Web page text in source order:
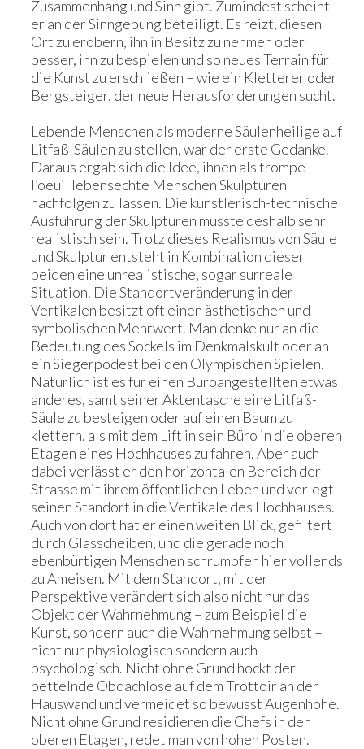
Zusammenhang und Sinn gibt. Zumindest scheint
er an der Sinngebung beteiligt. Es reizt, diesen
Ort zu erobern, ihn in Besitz zu nehmen oder
besser, ihn zu bespielen und so neues Terrain für
die Kunst zu erschließen – wie ein Kletterer oder
Bergsteiger, der neue Herausforderungen sucht.
Lebende Menschen als moderne Säulenheilige auf
Litfaß-Säulen zu stellen, war der erste Gedanke.
Daraus ergab sich die Idee, ihnen als trompe
l’oeuil lebensechte Menschen Skulpturen
nachfolgen zu lassen. Die künstlerisch-technische
Ausführung der Skulpturen musste deshalb sehr
realistisch sein. Trotz dieses Realismus von Säule
und Skulptur entsteht in Kombination dieser
beiden eine unrealistische, sogar surreale
Situation. Die Standortveränderung in der
Vertikalen besitzt oft einen ästhetischen und
symbolischen Mehrwert. Man denke nur an die
Bedeutung des Sockels im Denkmalskult oder an
ein Siegerpodest bei den Olympischen Spielen.
Natürlich ist es für einen Büroangestellten etwas
anderes, samt seiner Aktentasche eine Litfaß-
Säule zu besteigen oder auf einen Baum zu
klettern, als mit dem Lift in sein Büro in die oberen
Etagen eines Hochhauses zu fahren. Aber auch
dabei verlässt er den horizontalen Bereich der
Strasse mit ihrem öffentlichen Leben und verlegt
seinen Standort in die Vertikale des Hochhauses.
Auch von dort hat er einen weiten Blick, gefiltert
durch Glasscheiben, und die gerade noch
ebenbürtigen Menschen schrumpfen hier vollends
zu Ameisen. Mit dem Standort, mit der
Perspektive verändert sich also nicht nur das
Objekt der Wahrnehmung – zum Beispiel die
Kunst, sondern auch die Wahrnehmung selbst –
nicht nur physiologisch sondern auch
psychologisch. Nicht ohne Grund hockt der
bettelnde Obdachlose auf dem Trottoir an der
Hauswand und vermeidet so bewusst Augenhöhe.
Nicht ohne Grund residieren die Chefs in den
oberen Etagen, redet man von hohen Posten.